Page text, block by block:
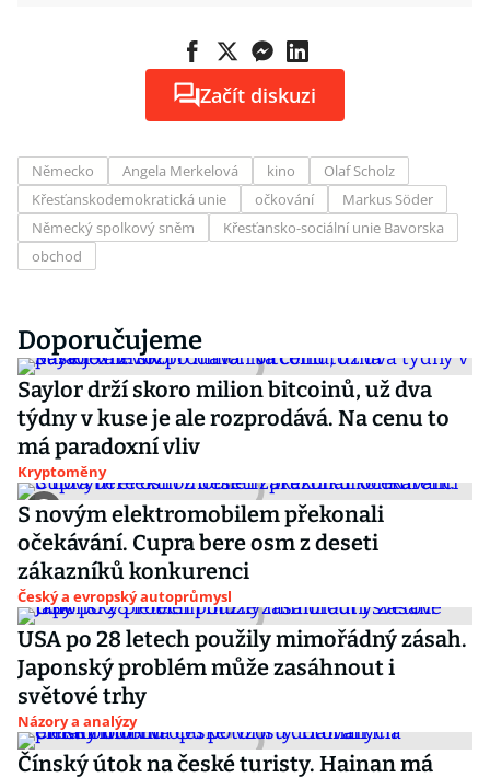
Začít diskuzi
Německo Angela Merkelová kino
Olaf Scholz
Křesťanskodemokratická unie
očkování
Markus Söder
Německý spolkový sněm
Křesťansko-sociální unie Bavorska
obchod
Doporučujeme
Saylor drží skoro milion bitcoinů, už dva
týdny v kuse je ale rozprodává. Na cenu to
má paradoxní vliv
Kryptoměny
S novým elektromobilem překonali
očekávání. Cupra bere osm z deseti
zákazníků konkurenci
Český a evropský autoprůmysl
USA po 28 letech použily mimořádný zásah.
Japonský problém může zasáhnout i
světové trhy
Názory a analýzy
Čínský útok na české turisty. Hainan má